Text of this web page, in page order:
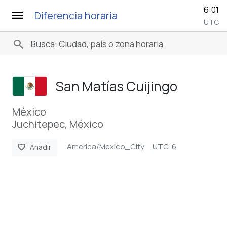
menu Diferencia horaria 6:01
UTC
search
San Matías Cuijingo
México
Juchitepec, México
favorite Añadir America/Mexico_City UTC-6